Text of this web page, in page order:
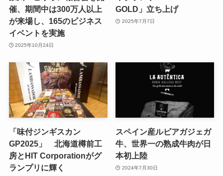
催、期間中は300万人以上
が来場し、165のビジネス
イベントを実施
2025年10月24日
GOLD」立ち上げ
2025年7月7日
「味付ジンギスカン
GP2025」 北海道樽前工
房とHIT Corporationがグ
ランプリに輝く
スペイン産ルビアガジェガ
牛、世界一の熟成牛肉が日
本初上陸
2024年7月30日